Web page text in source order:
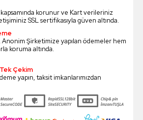
korunur ve Kart verileriniz
SSL sertifikasıyla güven altında.
Anonim Şirketimize yapılan ödemeler hem
koruma altında.
Çekim
yapın, taksit imkanlarımızdan